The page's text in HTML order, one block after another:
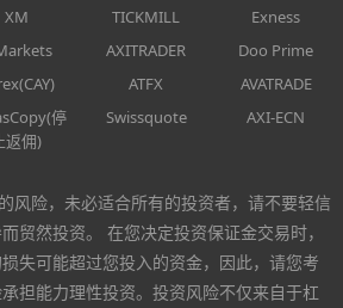
XM TICKMILL
Exness
AXITRADER
Doo Prime
ATFX
AVATRADE
停
返佣)
Swissquote AXI-ECN
风险，未必适合所有的投资者，请不要轻信
贸然投资。 在您决定投资保证金交易时，
失可能超过您投入的资金，因此，请您考
担能力理性投资。投资风险不仅来自于杠